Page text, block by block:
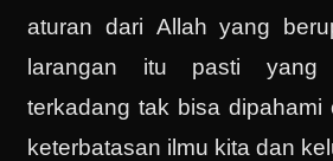
aturan dari Allah yang
larangan itu pasti yang
terkadang tak bisa dipahami
keterbatasan ilmu kita dan